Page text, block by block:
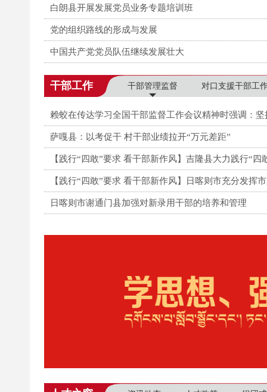
白朗县开展发展党员业务专题培训班
党的组织路线的形成与发展
中国共产党党员队伍继续发展壮大
干部工作 干部管理监督 对口支援干部工
萨嘎县：以考促干 村干部业绩拉开“万元差距”
日喀则市谢通门县加强对新录用干部的培养和管理